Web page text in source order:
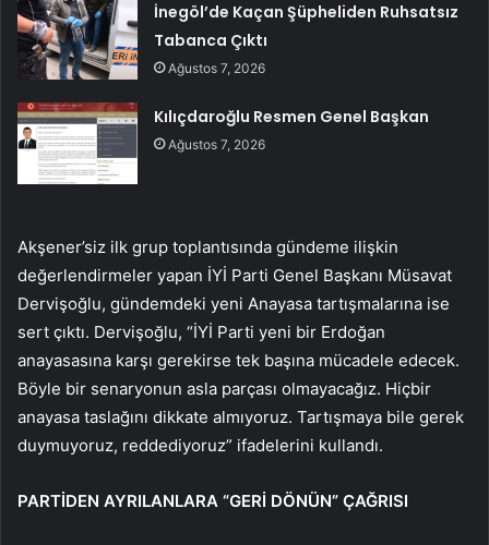
İnegöl’de Kaçan Şüpheliden Ruhsatsız
Tabanca Çıktı
Ağustos 7, 2026
Kılıçdaroğlu Resmen Genel Başkan
Ağustos 7, 2026
Akşener’siz ilk grup toplantısında gündeme ilişkin
değerlendirmeler yapan İYİ Parti Genel Başkanı Müsavat
Dervişoğlu, gündemdeki yeni Anayasa tartışmalarına ise
sert çıktı. Dervişoğlu, “İYİ Parti yeni bir Erdoğan
anayasasına karşı gerekirse tek başına mücadele edecek.
Böyle bir senaryonun asla parçası olmayacağız. Hiçbir
anayasa taslağını dikkate almıyoruz. Tartışmaya bile gerek
duymuyoruz, reddediyoruz” ifadelerini kullandı.
PARTİDEN AYRILANLARA “GERİ DÖNÜN” ÇAĞRISI